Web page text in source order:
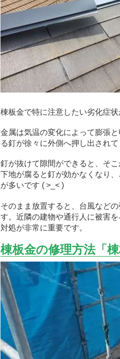
棟板金で特に注意したい劣化症
金属は気温の変化によって膨張
る釘が徐々に外側へ押し出されて
釘が抜けて隙間ができると、そ
下地が腐ると釘が効かなくなり
が多いです ( >_< )
そのまま放置すると、台風など
す。近隣の建物や通行人に被害
対処が非常に重要です。
棟板金の修理方法「